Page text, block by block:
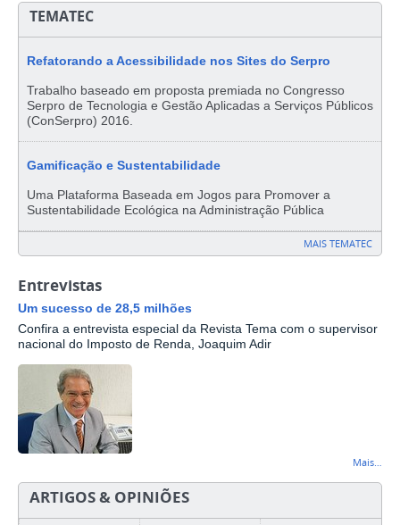
TEMATEC
Refatorando a Acessibilidade nos Sites do Serpro
Trabalho baseado em proposta premiada no Congresso
Serpro de Tecnologia e Gestão Aplicadas a Serviços Públicos
(ConSerpro) 2016.
Gamificação e Sustentabilidade
Uma Plataforma Baseada em Jogos para Promover a
Sustentabilidade Ecológica na Administração Pública
MAIS TEMATEC
Entrevistas
Um sucesso de 28,5 milhões
Confira a entrevista especial da Revista Tema com o supervisor
nacional do Imposto de Renda, Joaquim Adir
Mais…
ARTIGOS & OPINIÕES